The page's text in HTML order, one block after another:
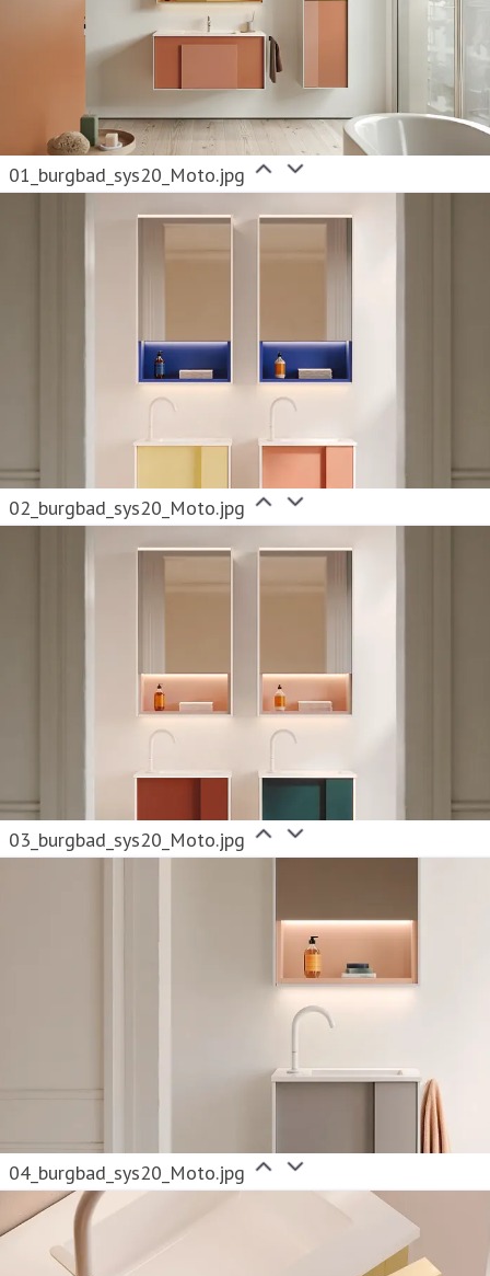
01_burgbad_sys20_Moto.jpg
02_burgbad_sys20_Moto.jpg
03_burgbad_sys20_Moto.jpg
04_burgbad_sys20_Moto.jpg